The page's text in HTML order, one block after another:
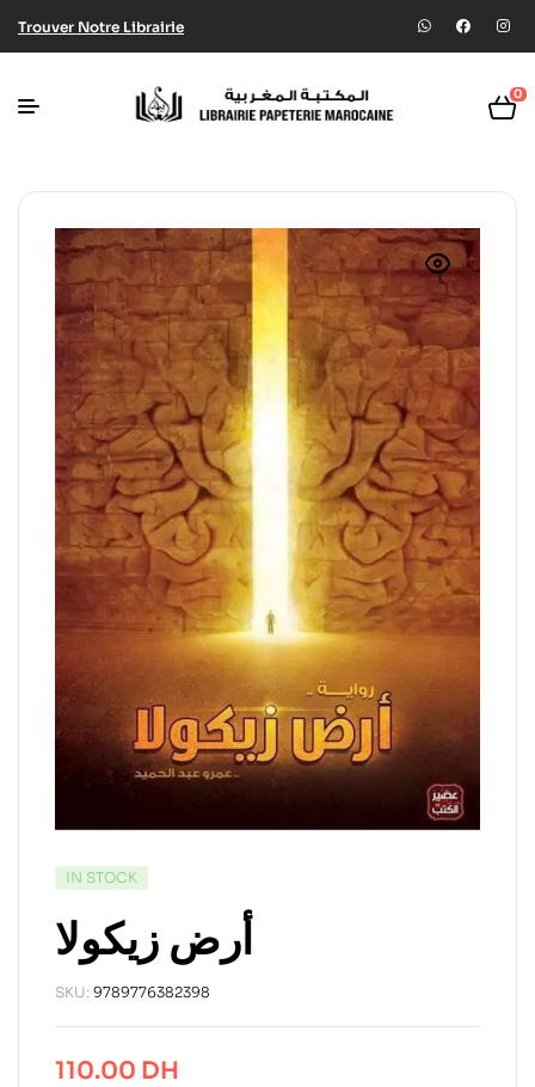
Trouver Notre Librairie
0
IN STOCK
أرض زيكولا
SKU: 9789776382398
110.00 DH